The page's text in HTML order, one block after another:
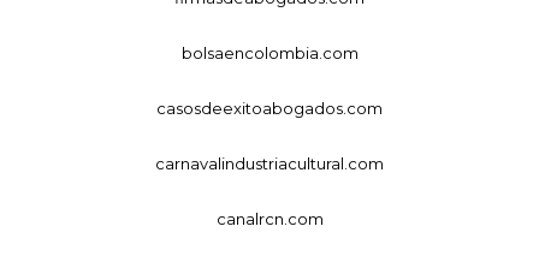
bolsaencolombia.com
casosdeexitoabogados.com
carnavalindustriacultural.com
canalrcn.com